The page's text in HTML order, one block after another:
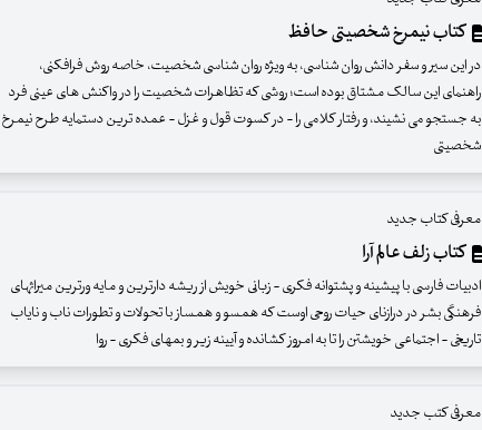
کتاب نیمرخ شخصیتی حافظ
در این سیر و سفر دانش روان شناسی، به ویژه روان شناسی شخصیت، خاصه روش فرافکنی،
راهنمای این سالک مشتاق بوده است؛ روشی که تظاهرات شخصیت را در واکنش های عینی فرد
به جستجو می نشیند، و رفتار کلامی را - در کسوت قول و غزل - عمده ترین دستمایه طرح نیمرخ
شخصیتی
معرفی کتاب جدید
کتاب زلف عالم آرا
ادبیات فارسی با پیشینه و پشتوانه فکری - زبانی خویش از ریشه دارترین و مایه ورترین میراثهای
فرهنگی بشر در درازنای حیات روحی اوست که همسو و همساز با تحولات و تطورات ناب و نایاب
تاریخی - اجتماعی خویشتن را تا به امروز کشانده و آیینه زیر و بمهای فکری - روا
معرفی کتب جدید